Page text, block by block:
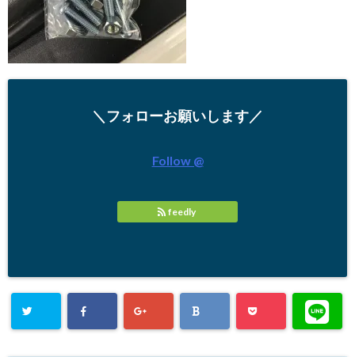
＼フォローお願いします／
Follow @
feedly